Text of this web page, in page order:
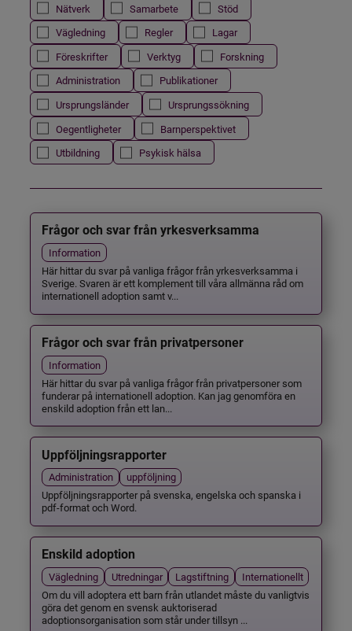
Nätverk
Samarbete
Stöd
Vägledning
Regler
Lagar
Föreskrifter
Verktyg
Forskning
Administration
Publikationer
Ursprungsländer
Ursprungssökning
Oegentligheter
Barnperspektivet
Utbildning
Psykisk hälsa
Frågor och svar från yrkesverksamma
Information
Här hittar du svar på vanliga frågor från yrkesverksamma i
Sverige. Svaren är ett komplement till våra allmänna råd om
internationell adoption samt v...
Frågor och svar från privatpersoner
Information
Här hittar du svar på vanliga frågor från privatpersoner som
funderar på internationell adoption. Kan jag genomföra en
enskild adoption från ett lan...
Uppföljningsrapporter
Administration
uppföljning
Uppföljningsrapporter på svenska, engelska och spanska i
pdf-format och Word.
Enskild adoption
Vägledning Utredningar Lagstiftning
Internationellt
Om du vill adoptera ett barn från utlandet måste du vanligtvis
göra det genom en svensk auktoriserad
adoptionsorganisation som står under tillsyn ...